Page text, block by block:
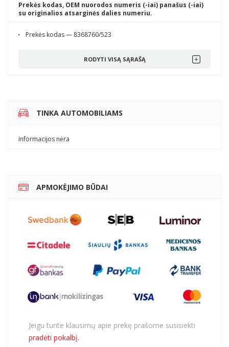
Prekės kodas, OEM nuorodos numeris (-iai) panašus (-iai)
su originalios atsarginės dalies numeriu.
Prekės kodas — 8368760/523
RODYTI VISĄ SĄRAŠĄ
TINKA AUTOMOBILIAMS
Informacijos nėra
APMOKĖJIMO BŪDAI
Jeigu turite klausimų apie prekę prašome susisiekti
pradėti pokalbį.